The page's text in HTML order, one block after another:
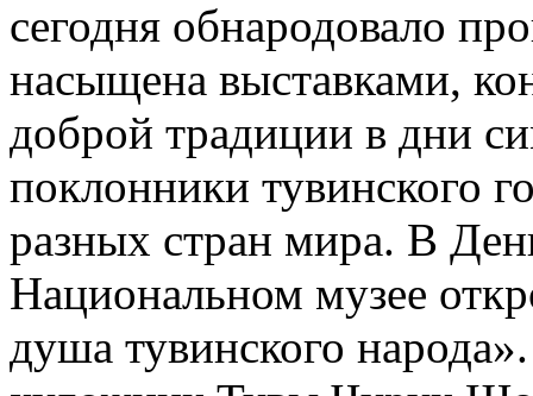
сегодня обнародовало
насыщена выставками,
доброй традиции в дни
поклонники тувинского
разных стран мира. В
Национальном музее
душа тувинского